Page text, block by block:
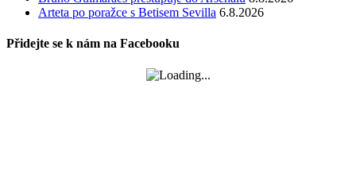
Arteta po poražce s Betisem Sevilla 6.8.2026
Přidejte se k nám na Facebooku